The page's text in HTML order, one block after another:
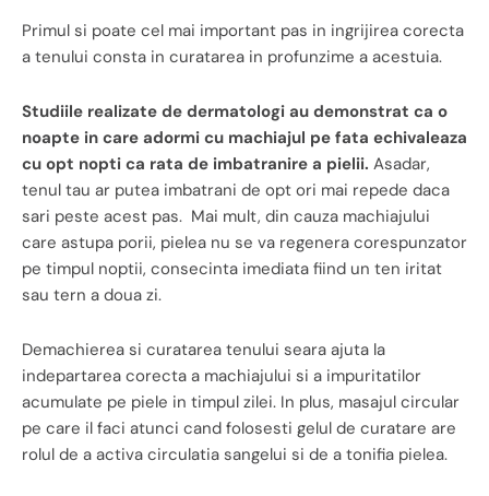
Primul si poate cel mai important pas in ingrijirea corecta
a tenului consta in curatarea in profunzime a acestuia.
Studiile realizate de dermatologi au demonstrat ca o
noapte in care adormi cu machiajul pe fata echivaleaza
cu opt nopti ca rata de imbatranire a pielii. Asadar,
tenul tau ar putea imbatrani de opt ori mai repede daca
sari peste acest pas. Mai mult, din cauza machiajului
care astupa porii, pielea nu se va regenera corespunzator
pe timpul noptii, consecinta imediata fiind un ten iritat
sau tern a doua zi.
Demachierea si curatarea tenului seara ajuta la
indepartarea corecta a machiajului si a impuritatilor
acumulate pe piele in timpul zilei. In plus, masajul circular
pe care il faci atunci cand folosesti gelul de curatare are
rolul de a activa circulatia sangelui si de a tonifia pielea.